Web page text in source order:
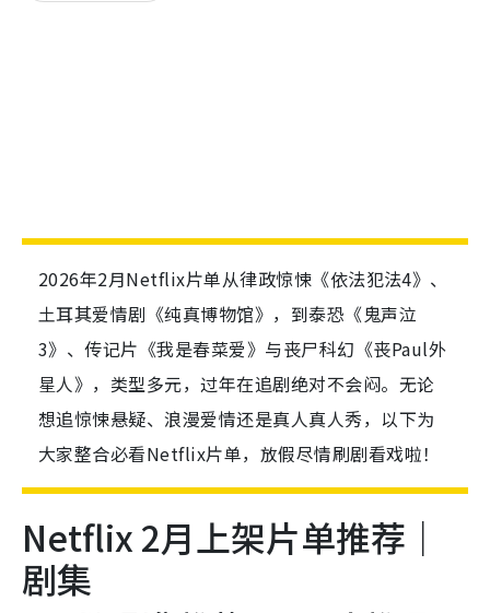
2026年2月Netflix片单从律政惊悚《依法犯法4》、
土耳其爱情剧《纯真博物馆》，到泰恐《鬼声泣
3》、传记片《我是春菜爱》与丧尸科幻《丧Paul外
星人》，类型多元，过年在追剧绝对不会闷。无论
想追惊悚悬疑、浪漫爱情还是真人真人秀，以下为
大家整合必看Netflix片单，放假尽情刷剧看戏啦！
Netflix 2月上架片单推荐｜
剧集